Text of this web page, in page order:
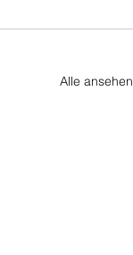
Alle ansehen